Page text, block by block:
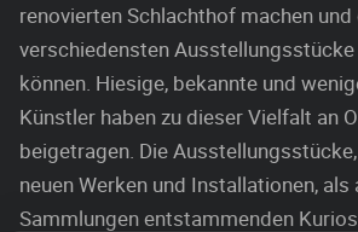
renovierten Schlachthof machen und
verschiedensten
können. Hiesige, bekannte und
Künstler haben zu dieser Vielfalt an
beigetragen. Die
neuen Werken und Installationen,
Sammlungen entstammenden